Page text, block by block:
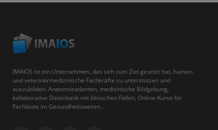
IMAIOS ist ein Unternehmen, das sich zum Ziel gesetzt hat, human-
und veterinärmedizinische Fachkräfte zu unterstützen und
auszubilden. Anatomieatlanten, medizinische Bildgebung,
kollaborative Datenbank mit klinischen Fällen, Online-Kurse für
Fachleute im Gesundheitswesen...